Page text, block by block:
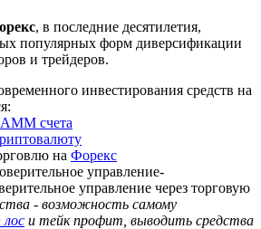
, в последние десятилетия,
популярных форм диверсификации
и трейдеров.
инвестирования средств на
счета
на Форекс
управление-
управление через торговую
- возможность самому
и тейк профит, выводить средства